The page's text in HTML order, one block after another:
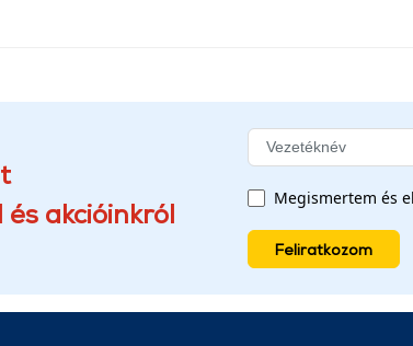
akcióinkról
Megismertem és
Feliratkozom